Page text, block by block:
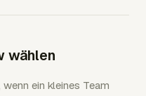
wählen
ein kleines Team